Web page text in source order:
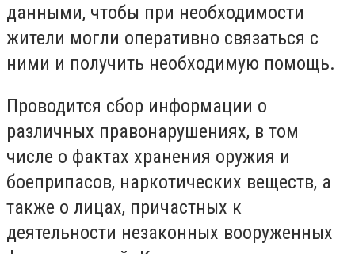
данными, чтобы при необходимости
жители могли оперативно связаться с
ними и получить необходимую помощь.
Проводится сбор информации о
различных правонарушениях, в том
числе о фактах хранения оружия и
боеприпасов, наркотических веществ, а
также о лицах, причастных к
деятельности незаконных вооруженных